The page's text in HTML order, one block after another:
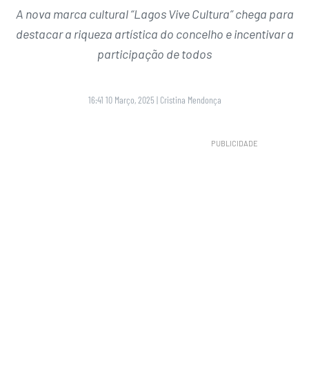
A nova marca cultural “Lagos Vive Cultura” chega para
destacar a riqueza artística do concelho e incentivar a
participação de todos
16:41 10 Março, 2025 | Cristina Mendonça